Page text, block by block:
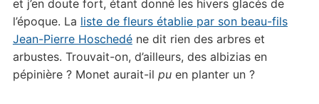
et j’en doute fort, étant donné les hivers glacés de
l’époque. La liste de fleurs établie par son beau-fils
Jean-Pierre Hoschedéne dit rien des arbres et
arbustes. Trouvait-on, d’ailleurs, des albizias en
pépinière ? Monet aurait-il pu en planter un ?